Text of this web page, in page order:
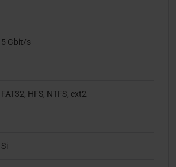
5 Gbit/s
FAT32, HFS, NTFS, ext2
Si